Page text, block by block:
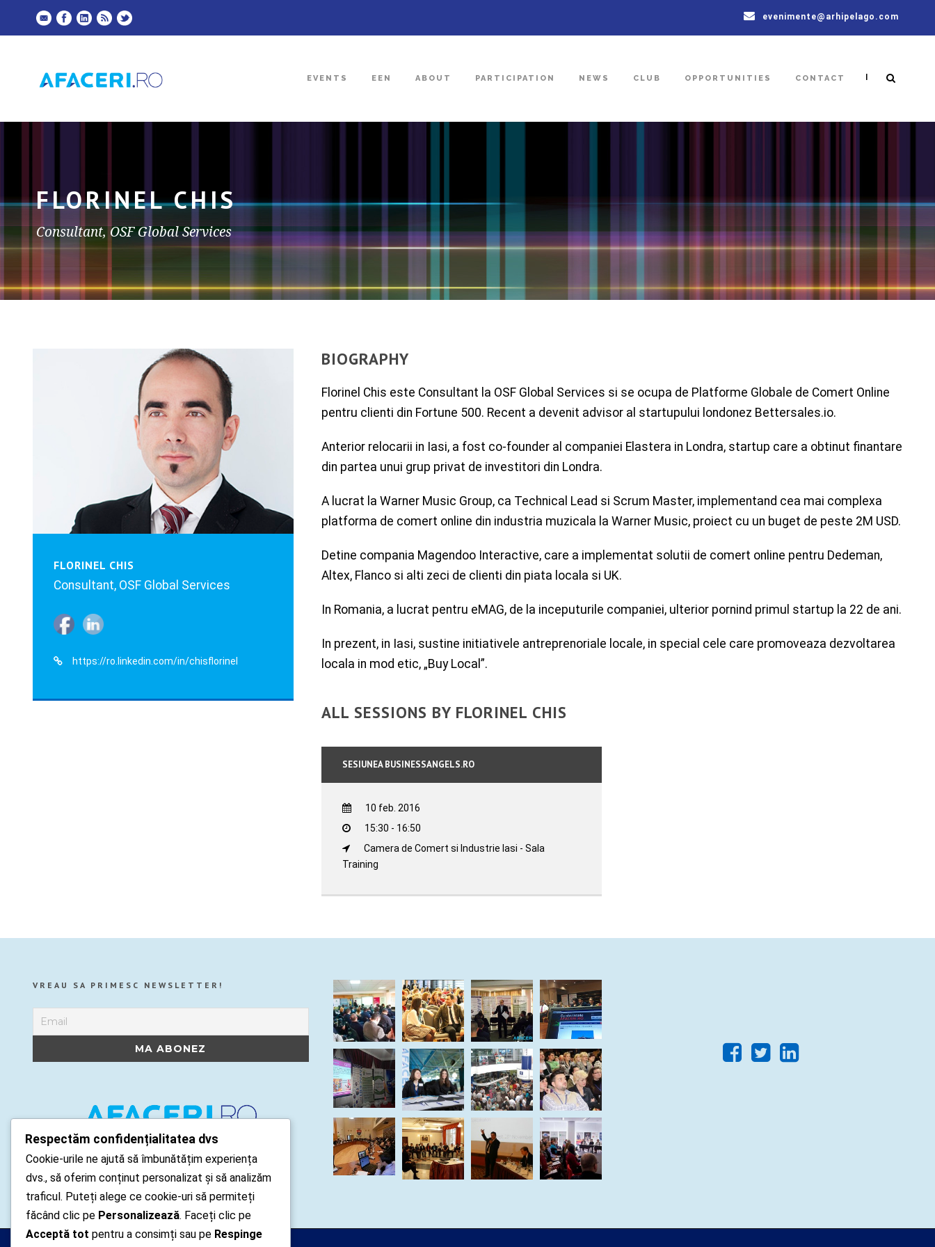
evenimente@arhipelago.com
EVENTS EEN ABOUT PARTICIPATION NEWS CLUB OPPORTUNITIES CONTACT |
FLORINEL CHIS
Consultant, OSF Global Services
FLORINEL CHIS
Consultant, OSF Global Services
https://ro.linkedin.com/in/chisflorinel
BIOGRAPHY
Florinel Chis este Consultant la OSF Global Services si se ocupa de Platforme Globale de Comert Online
pentru clienti din Fortune 500. Recent a devenit advisor al startupului londonez Bettersales.io.
Anterior relocarii in Iasi, a fost co-founder al companiei Elastera in Londra, startup care a obtinut finantare
din partea unui grup privat de investitori din Londra.
A lucrat la Warner Music Group, ca Technical Lead si Scrum Master, implementand cea mai complexa
platforma de comert online din industria muzicala la Warner Music, proiect cu un buget de peste 2M USD.
Detine compania Magendoo Interactive, care a implementat solutii de comert online pentru Dedeman,
Altex, Flanco si alti zeci de clienti din piata locala si UK.
In Romania, a lucrat pentru eMAG, de la inceputurile companiei, ulterior pornind primul startup la 22 de ani.
In prezent, in Iasi, sustine initiativele antreprenoriale locale, in special cele care promoveaza dezvoltarea
locala in mod etic, „Buy Local”.
ALL SESSIONS BY FLORINEL CHIS
SESIUNEA BUSINESSANGELS.RO
10 feb. 2016
15:30 - 16:50
Camera de Comert si Industrie Iasi - Sala
Training
VREAU SA PRIMESC NEWSLETTER!
Respectăm confidențialitatea dvs
Cookie-urile ne ajută să îmbunătățim experiența
dvs., să oferim conținut personalizat și să analizăm
traficul. Puteți alege ce cookie-uri să permiteți
făcând clic pe Personalizează. Faceți clic pe
Acceptă tot pentru a consimți sau pe Respinge